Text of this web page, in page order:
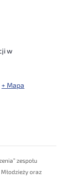
w
+ Mapa
zespołu
Młodzieży oraz